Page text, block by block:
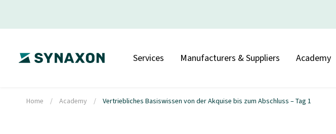
Services Manufacturers & Suppliers Academy
Home / Academy / Vertriebliches Basiswissen von der Akquise bis zum Abschluss – Tag 1